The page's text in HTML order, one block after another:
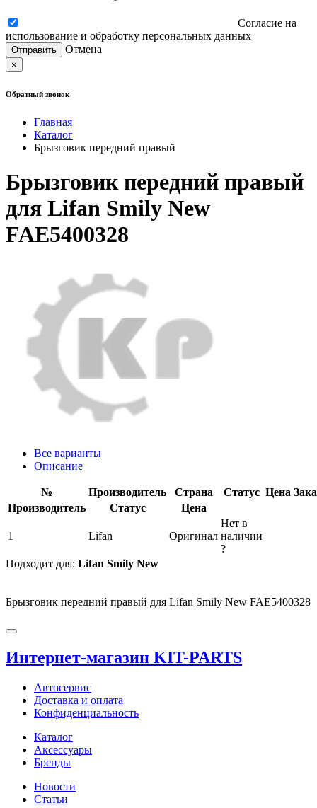
Согласие на
использование и обработку персональных данных
Отмена
×
Обратный звонок
Главная
Каталог
Брызговик передний правый
Брызговик передний правый
для Lifan Smily New
FAE5400328
Все варианты
Описание
№ Производитель Страна Статус Цена
Производитель
Статус Цена
1 Lifan Оригинал
Нет в
наличии
?
Подходит для: Lifan Smily New
Брызговик передний правый для Lifan Smily New FAE5400328
Интернет-магазин KIT-PARTS
Автосервис
Доставка и оплата
Конфиденциальность
Каталог
Аксессуары
Бренды
Новости
Статьи